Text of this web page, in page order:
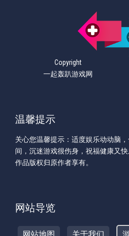
Copyright
一起轰趴游戏网
温馨提示
关心您温馨提示：适度娱乐动动脑
间，沉迷游戏很伤身，祝福健康又
作品版权归原作者享有。
网站导览